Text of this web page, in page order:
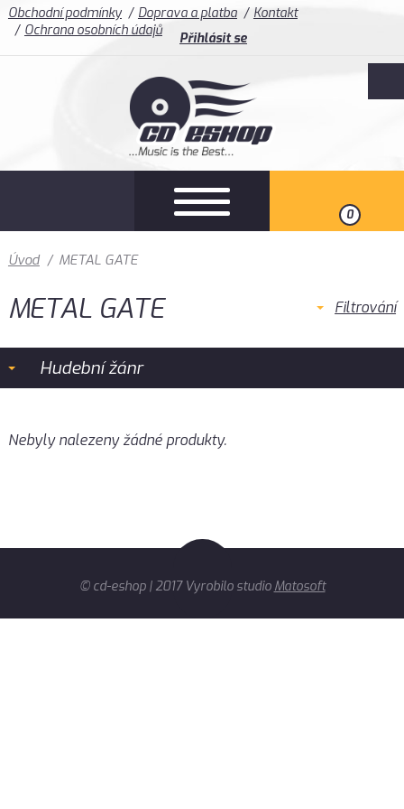
Obchodní podmínky Doprava a platba
Kontakt
Ochrana osobních údajů
Přihlásit se
0
Úvod / METAL GATE
METAL GATE Filtrování
Hudební žánr
Nebyly nalezeny žádné produkty.
© cd-eshop | 2017 Vyrobilo studio Matosoft